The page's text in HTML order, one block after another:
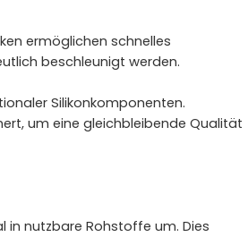
ermöglichen schnelles
beschleunigt werden.
Silikonkomponenten.
um eine gleichbleibende Qualität
in nutzbare Rohstoffe um. Dies